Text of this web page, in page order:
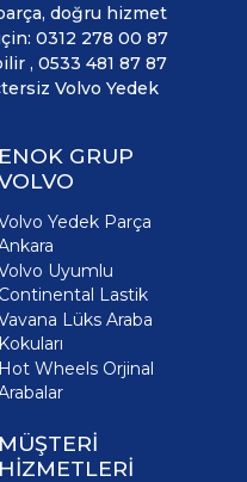
doğru hizmet
0312 278 00 87
, 0533 481 87 87
Volvo Yedek
ENOK GRUP
Yedek Parça
Uyumlu
Continental Lastik
Lüks Araba
Kokuları
Hot Wheels Orjinal
MÜŞTERİ
HİZMETLERİ